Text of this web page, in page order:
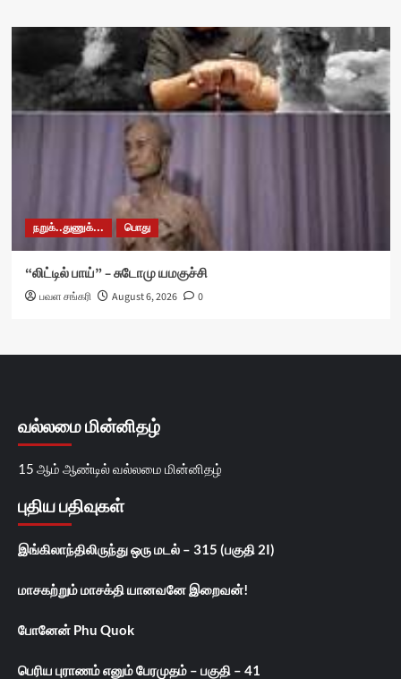
நறுக்..துணுக்... பொது
“லிட்டில் பாய்” – சுடோமு யமகுச்சி
பவள சங்கரி August 6, 2026 0
வல்லமை மின்னிதழ்
15 ஆம் ஆண்டில் வல்லமை மின்னிதழ்
புதிய பதிவுகள்
இங்கிலாந்திலிருந்து ஒரு மடல் – 315 (பகுதி 2I)
மாசகற்றும் மாசக்தி யானவனே இறைவன்!
போனேன் Phu Quok
பெரிய புராணம் எனும் பேரமுதம் – பகுதி – 41